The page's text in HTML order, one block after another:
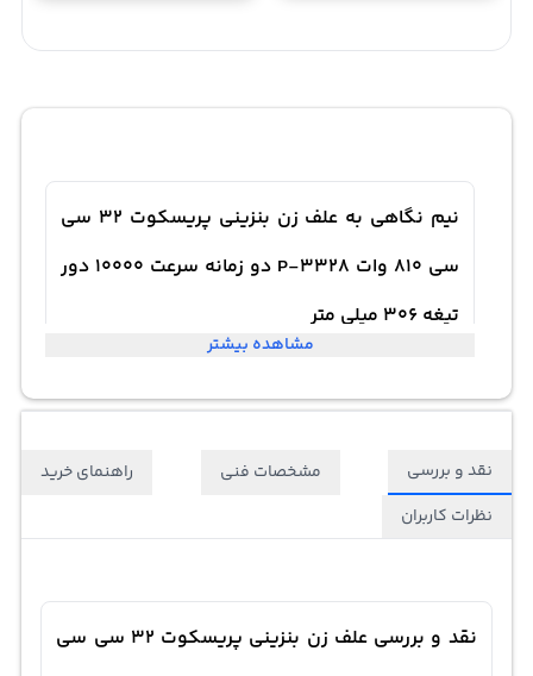
نیم نگاهی به علف زن بنزینی پریسکوت 32 سی
سی 810 وات P-3328 دو زمانه سرعت 10000 دور
تیغه 306 میلی متر
مشاهده بیشتر
نقد و بررسی مشخصات فنی
راهنمای خرید
نظرات کاربران
نقد و بررسی علف زن بنزینی پریسکوت 32 سی سی